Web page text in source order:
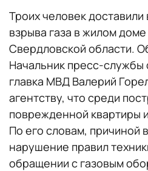
Троих человек
взрыва газа в жилом
Свердловской области.
Начальник пресс-службы
главка МВД Валерий
агентству, что среди
поврежденной квартиры
По его словам, причиной
нарушение правил
обращении с газовым